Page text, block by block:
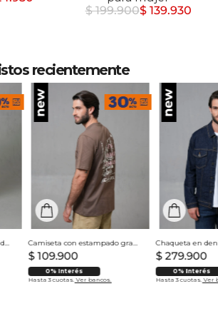
$ 199.900$ 139.930
recientemente
Jean straight tiro medio sólido para hombre Camiseta con estampado grande en espalda para hombre
$ 109.900
0% Interés
Hasta 3 cuotas. Ver bancos.
$ 279.900
0% Interés
Hasta 3 cuotas. Ver